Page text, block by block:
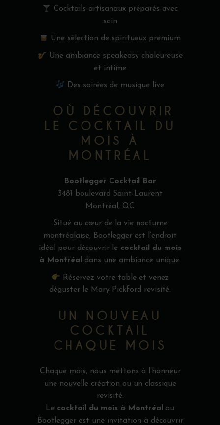
Cocktails artisanaux préparés avec
soin
Une sélection de spiritueux premium
Une ambiance speakeasy chaleureuse
et intime
Des soirées de musique live
OÙ DÉCOUVRIR
LE COCKTAIL DU
MOIS À
MONTRÉAL
Bootlegger Cocktail Bar
3481 boulevard Saint-Laurent
Montréal, QC
Situé au cœur de la vie nocturne
montréalaise, Bootlegger est l’endroit
idéal pour découvrir le cocktail du mois
à Montréal
dans une ambiance unique.
Réservez votre table et venez
déguster le Mary Pickford revisité.
UN NOUVEAU
COCKTAIL
CHAQUE MOIS
Chaque mois, nous mettons à l’honneur
une nouvelle création ou un classique
revisité.
Le cocktail du mois à Montréal
au
Bootlegger est une invitation à découvrir